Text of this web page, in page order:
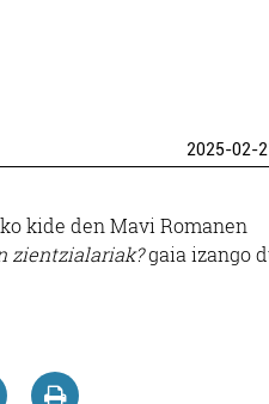
2025-02-
kide den Mavi Romanen
zientzialariak?gaia izango